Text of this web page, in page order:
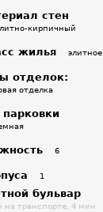
стен
кирпичный
жилья элитное
отделок:
отделка
парковки
6
1
бульвар
на транспорте, 4 мин